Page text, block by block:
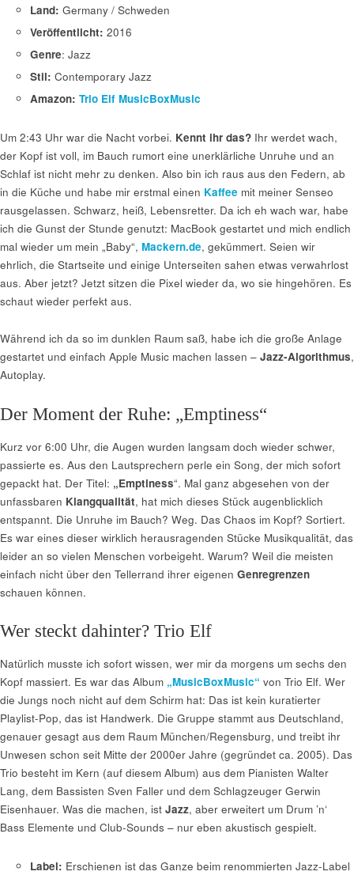
Land: Germany / Schweden
Veröffentlicht: 2016
Genre: Jazz
Stil: Contemporary Jazz
Amazon: Trio Elf MusicBoxMusic
Um 2:43 Uhr war die Nacht vorbei. Kennt ihr das? Ihr werdet wach,
der Kopf ist voll, im Bauch rumort eine unerklärliche Unruhe und an
Schlaf ist nicht mehr zu denken. Also bin ich raus aus den Federn, ab
in die Küche und habe mir erstmal einen Kaffee mit meiner Senseo
rausgelassen. Schwarz, heiß, Lebensretter. Da ich eh wach war, habe
ich die Gunst der Stunde genutzt: MacBook gestartet und mich endlich
mal wieder um mein „Baby“, Mackern.de, gekümmert. Seien wir
ehrlich, die Startseite und einige Unterseiten sahen etwas verwahrlost
aus. Aber jetzt? Jetzt sitzen die Pixel wieder da, wo sie hingehören. Es
schaut wieder perfekt aus.
Während ich da so im dunklen Raum saß, habe ich die große Anlage
gestartet und einfach Apple Music machen lassen – Jazz-Algorithmus,
Autoplay.
Der Moment der Ruhe: „Emptiness“
Kurz vor 6:00 Uhr, die Augen wurden langsam doch wieder schwer,
passierte es. Aus den Lautsprechern perle ein Song, der mich sofort
gepackt hat. Der Titel: „Emptiness“. Mal ganz abgesehen von der
unfassbaren Klangqualität, hat mich dieses Stück augenblicklich
entspannt. Die Unruhe im Bauch? Weg. Das Chaos im Kopf? Sortiert.
Es war eines dieser wirklich herausragenden Stücke Musikqualität, das
leider an so vielen Menschen vorbeigeht. Warum? Weil die meisten
einfach nicht über den Tellerrand ihrer eigenen Genregrenzen
schauen können.
Wer steckt dahinter? Trio Elf
Natürlich musste ich sofort wissen, wer mir da morgens um sechs den
Kopf massiert. Es war das Album „MusicBoxMusic“ von Trio Elf. Wer
die Jungs noch nicht auf dem Schirm hat: Das ist kein kuratierter
Playlist-Pop, das ist Handwerk. Die Gruppe stammt aus Deutschland,
genauer gesagt aus dem Raum München/Regensburg, und treibt ihr
Unwesen schon seit Mitte der 2000er Jahre (gegründet ca. 2005). Das
Trio besteht im Kern (auf diesem Album) aus dem Pianisten Walter
Lang, dem Bassisten Sven Faller und dem Schlagzeuger Gerwin
Eisenhauer. Was die machen, ist Jazz, aber erweitert um Drum ’n‘
Bass Elemente und Club-Sounds – nur eben akustisch gespielt.
Label: Erschienen ist das Ganze beim renommierten Jazz-Label